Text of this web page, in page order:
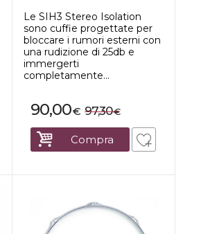
Le SIH3 Stereo Isolation
sono cuffie progettate per
bloccare i rumori esterni con
una rudizione di 25db e
immergerti
completamente...
€
90,00 €
97,30
Compra